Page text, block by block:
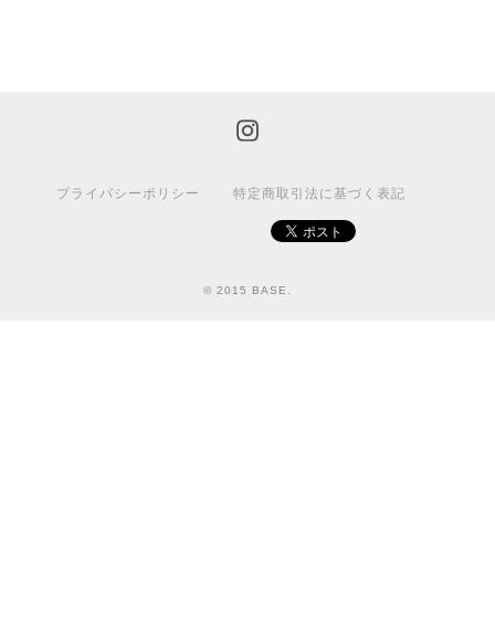
プライバシーポリシー 特定商取引法に基づく表記
© 2015 BASE.